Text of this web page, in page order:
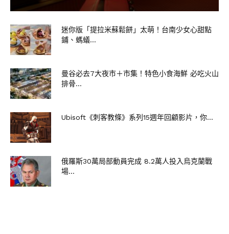
迷你版「提拉米蘇鬆餅」太萌！台南少女心甜點
鋪、螞蟻...
曼谷必去7大夜市＋市集！特色小食海鮮 必吃火山
排骨...
Ubisoft《刺客教條》系列15週年回顧影片，你...
俄羅斯30萬局部動員完成 8.2萬人投入烏克蘭戰
場...